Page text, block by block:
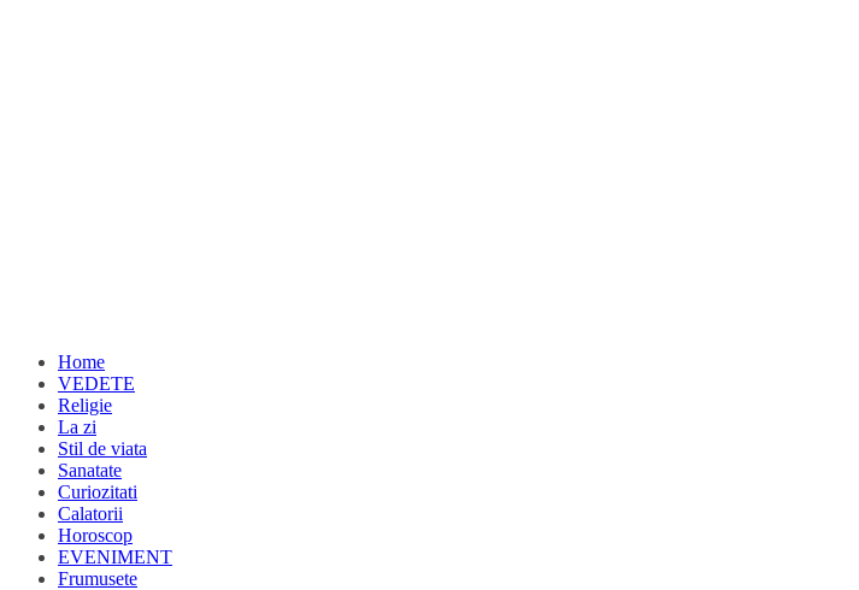
Home
VEDETE
Religie
La zi
Stil de viata
Sanatate
Curiozitati
Calatorii
Horoscop
EVENIMENT
Frumusete